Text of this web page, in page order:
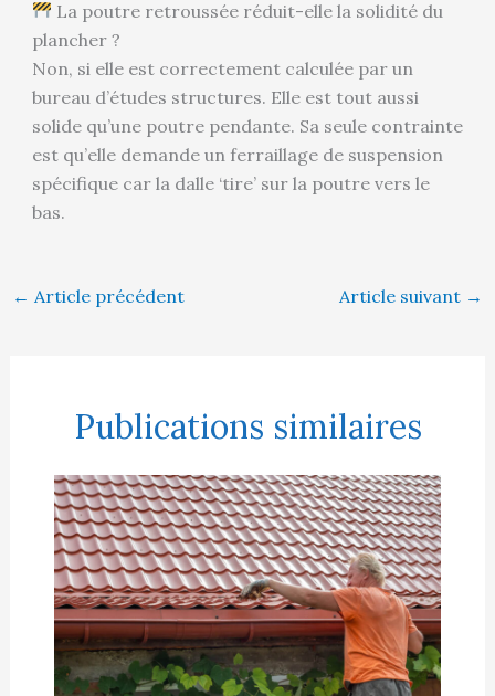
La poutre retroussée réduit-elle la solidité du
plancher ?
Non, si elle est correctement calculée par un
bureau d’études structures. Elle est tout aussi
solide qu’une poutre pendante. Sa seule contrainte
est qu’elle demande un ferraillage de suspension
spécifique car la dalle ‘tire’ sur la poutre vers le
bas.
← Article précédent Article suivant →
Publications similaires